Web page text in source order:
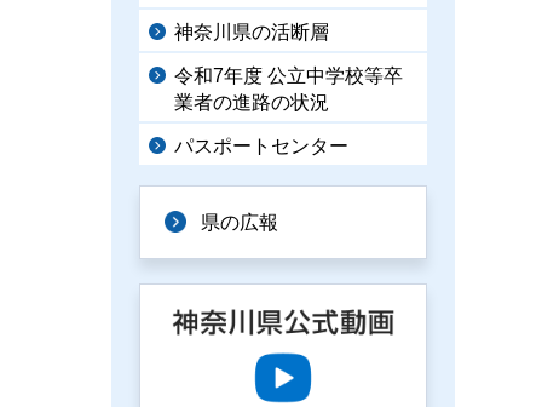
神奈川県の活断層
令和7年度 公立中学校等卒
業者の進路の状況
パスポートセンター
県の広報